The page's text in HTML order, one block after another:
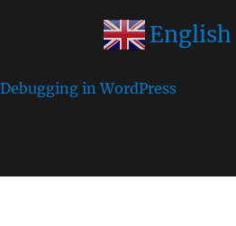
: Function
Debugging in WordPress
English